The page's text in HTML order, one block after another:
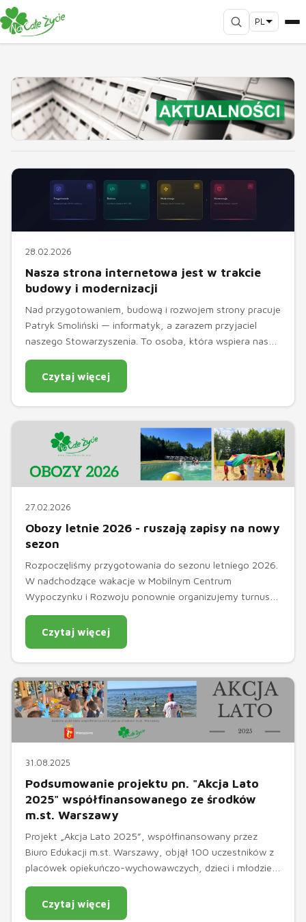
PL
28.02.2026
Nasza strona internetowa jest w trakcie
budowy i modernizacji
Nad przygotowaniem, budową i rozwojem strony pracuje
Patryk Smoliński — informatyk, a zarazem przyjaciel
naszego Stowarzyszenia. To osoba, która wspiera nas
także ogromnym zaangażowaniem, cierpliwością i
życzliwością. Taka współpraca ma dla nas szczególne
znaczenie, bo za stroną internetową stoją nie tylko
rozwiązania techniczne, ale przede wszystkim ludzie,
którzy chcą wspólnie budować coś wartościowego i
potrzebnego.
Czytaj więcej
27.02.2026
Obozy letnie 2026 - ruszają zapisy na nowy
sezon
Rozpoczęliśmy przygotowania do sezonu letniego 2026.
W nadchodzące wakacje w Mobilnym Centrum
Wypoczynku i Rozwoju ponownie organizujemy turnusy
łączące rekreację, integrację oraz wypoczynek w
otoczeniu natury.
Czytaj więcej
31.08.2025
Podsumowanie projektu pn. "Akcja Lato
2025" współfinansowanego ze środków
m.st. Warszawy
Projekt „Akcja Lato 2025”, współfinansowany przez
Biuro Edukacji m.st. Warszawy, objął 100 uczestników z
placówek opiekuńczo-wychowawczych, dzieci i młodzież
warszawskich szkół. W realizację przedsięwzięcia
zaangażowanych było także 8 wolontariuszy, którzy
Czytaj więcej